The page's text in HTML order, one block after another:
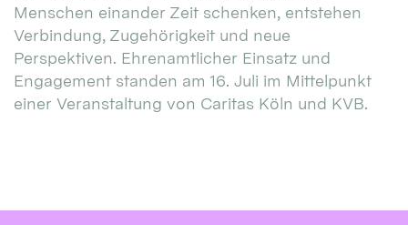
Menschen einander Zeit schenken, entstehen
Verbindung, Zugehörigkeit und neue
Perspektiven. Ehrenamtlicher Einsatz und
Engagement standen am 16. Juli im Mittelpunkt
einer Veranstaltung von Caritas Köln und KVB.